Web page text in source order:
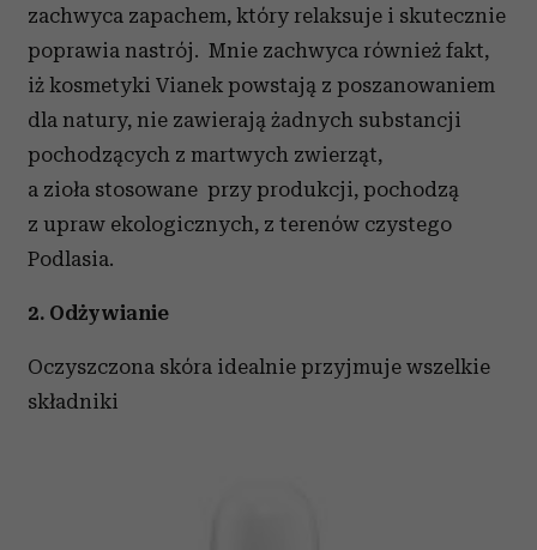
zachwyca zapachem, który relaksuje i skutecznie
poprawia nastrój. Mnie zachwyca również fakt,
iż kosmetyki Vianek powstają z poszanowaniem
dla natury, nie zawierają żadnych substancji
pochodzących z martwych zwierząt,
a zioła stosowane przy produkcji, pochodzą
z upraw ekologicznych, z terenów czystego
Podlasia.
2. Odżywianie
Oczyszczona skóra idealnie przyjmuje wszelkie
składniki